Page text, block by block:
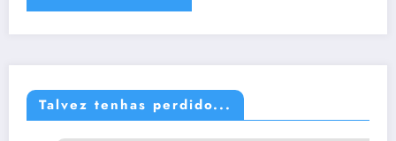
Talvez tenhas perdido...